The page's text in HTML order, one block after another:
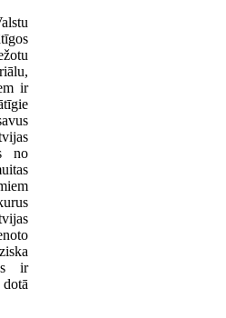
ir
no
ir